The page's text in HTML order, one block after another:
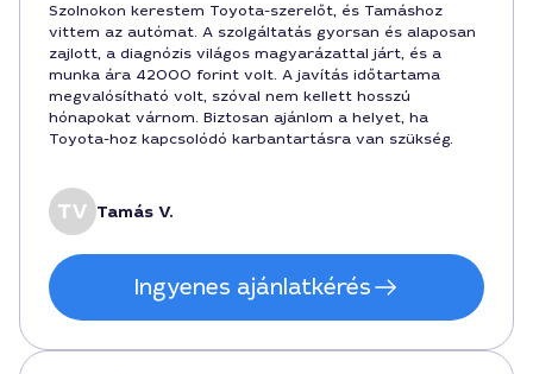
Szolnokon kerestem Toyota-szerelőt, és Tamáshoz
vittem az autómat. A szolgáltatás gyorsan és alaposan
zajlott, a diagnózis világos magyarázattal járt, és a
munka ára 42000 forint volt. A javítás időtartama
megvalósítható volt, szóval nem kellett hosszú
hónapokat várnom. Biztosan ajánlom a helyet, ha
Toyota-hoz kapcsolódó karbantartásra van szükség.
Tamás V.
Ingyenes ajánlatkérés